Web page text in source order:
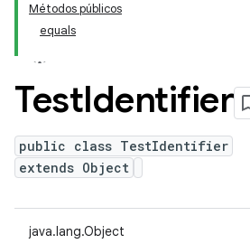
Métodos públicos
equals
TestIdentifier
public class TestIdentifier
extends Object
java.lang.Object